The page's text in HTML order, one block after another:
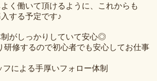
く働いて頂けるように、これからも
する予定です♪
がしっかりしていて安心◎
研修するので初心者でも安心してお仕事
フによる手厚いフォロー体制